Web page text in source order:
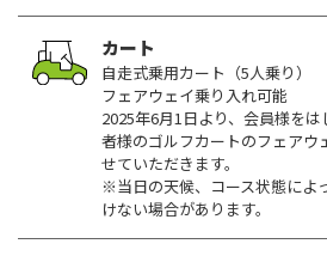
カート
自走式乗用カート（5人乗り）
フェアウェイ乗り入れ可能
2025年6月1日より、会員様を
者様のゴルフカートのフェアウ
せていただきます。
※当日の天候、コース状態によ
けない場合があります。